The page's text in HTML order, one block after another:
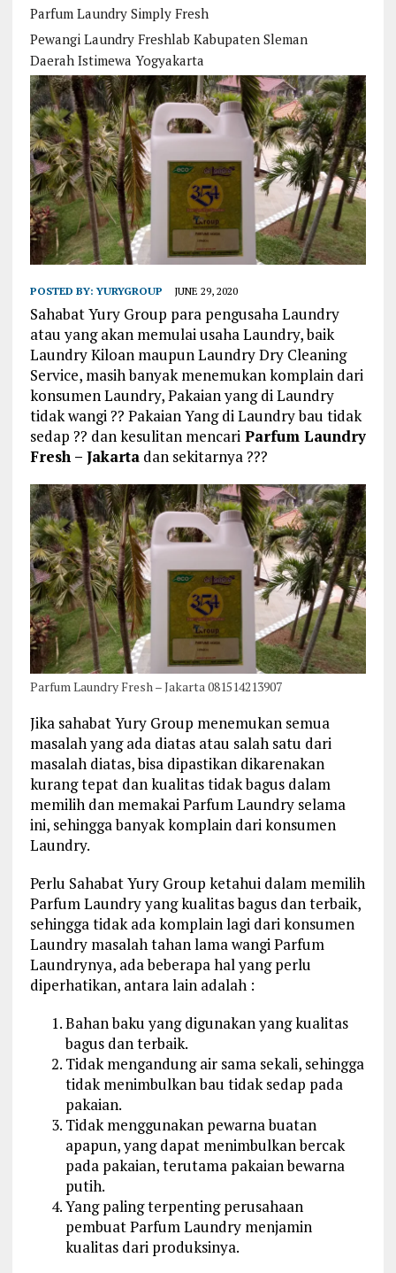
Parfum Laundry Simply Fresh
Pewangi Laundry Freshlab Kabupaten Sleman
Daerah Istimewa Yogyakarta
POSTED BY:YURYGROUP JUNE 29, 2020
Sahabat Yury Group para pengusaha Laundry
atau yang akan memulai usaha Laundry, baik
Laundry Kiloan maupun Laundry Dry Cleaning
Service, masih banyak menemukan komplain dari
konsumen Laundry, Pakaian yang di Laundry
tidak wangi ?? Pakaian Yang di Laundry bau tidak
sedap ?? dan kesulitan mencariParfum Laundry
Fresh – Jakartadan sekitarnya ???
Parfum Laundry Fresh – Jakarta 081514213907
Jika sahabat Yury Group menemukan semua
masalah yang ada diatas atau salah satu dari
masalah diatas, bisa dipastikan dikarenakan
kurang tepat dan kualitas tidak bagus dalam
memilih dan memakai Parfum Laundry selama
ini, sehingga banyak komplain dari konsumen
Laundry.
Perlu Sahabat Yury Group ketahui dalam memilih
Parfum Laundry yang kualitas bagus dan terbaik,
sehingga tidak ada komplain lagi dari konsumen
Laundry masalah tahan lama wangi Parfum
Laundrynya, ada beberapa hal yang perlu
diperhatikan, antara lain adalah :
Bahan baku yang digunakan yang kualitas
bagus dan terbaik.
Tidak mengandung air sama sekali, sehingga
tidak menimbulkan bau tidak sedap pada
pakaian.
Tidak menggunakan pewarna buatan
apapun, yang dapat menimbulkan bercak
pada pakaian, terutama pakaian bewarna
putih.
Yang paling terpenting perusahaan
pembuat Parfum Laundry menjamin
kualitas dari produksinya.